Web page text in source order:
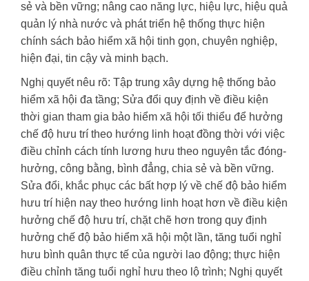
sẻ và bền vững; nâng cao năng lực, hiệu lực, hiệu quả
quản lý nhà nước và phát triển hệ thống thực hiện
chính sách bảo hiểm xã hội tinh gọn, chuyên nghiệp,
hiện đại, tin cậy và minh bạch.
Nghị quyết nêu rõ: Tập trung xây dựng hệ thống bảo
hiểm xã hội đa tầng; Sửa đổi quy định về điều kiện
thời gian tham gia bảo hiểm xã hội tối thiểu để hưởng
chế độ hưu trí theo hướng linh hoạt đồng thời với việc
điều chỉnh cách tính lương hưu theo nguyên tắc đóng-
hưởng, công bằng, bình đẳng, chia sẻ và bền vững.
Sửa đổi, khắc phục các bất hợp lý về chế độ bảo hiểm
hưu trí hiện nay theo hướng linh hoạt hơn về điều kiện
hưởng chế độ hưu trí, chặt chẽ hơn trong quy định
hưởng chế độ bảo hiểm xã hội một lần, tăng tuổi nghỉ
hưu bình quân thực tế của người lao động; thực hiện
điều chỉnh tăng tuổi nghỉ hưu theo lộ trình; Nghị quyết